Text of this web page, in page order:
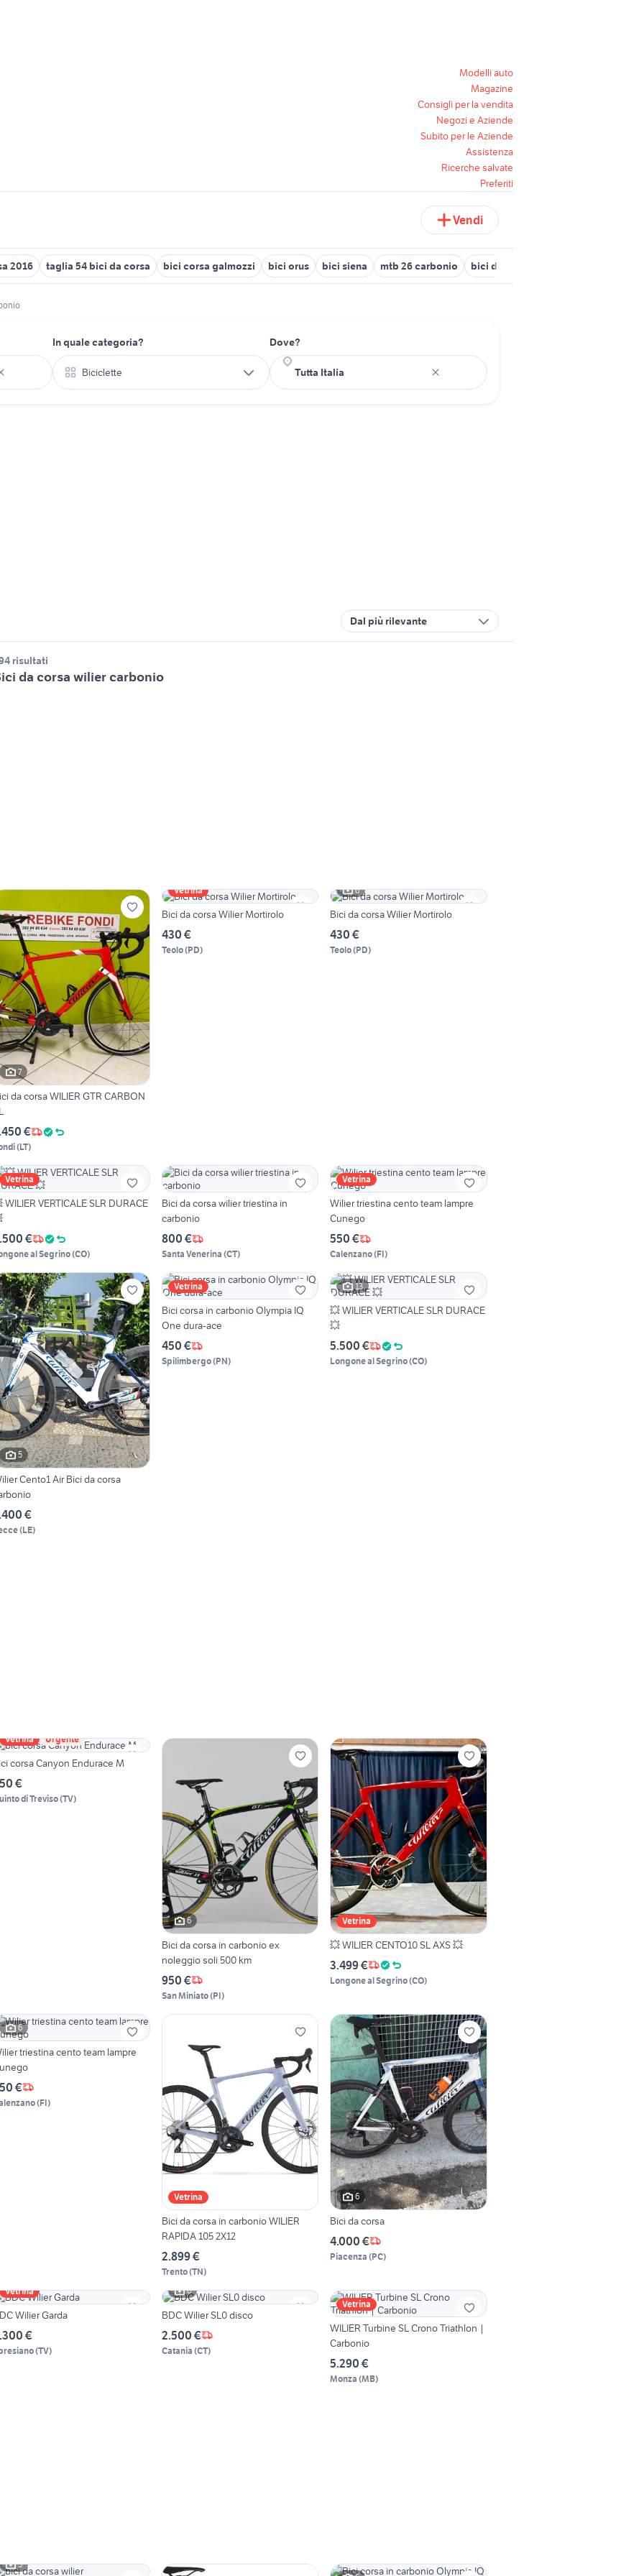
Modelli auto
Magazine
Consigli per la vendita
Negozi e Aziende
Subito per le Aziende
Assistenza
Ricerche salvate
Preferiti
Vendi
2016 taglia 54 bici da corsa bici corsa galmozzi bici orus bici siena mtb 26 carbonio bici da corsa bambino misura 24
In quale categoria?
Biciclette
Dove?
Dal più rilevante
risultati
da corsa wilier carbonio
7
da corsa WILIER GTR CARBON
€
(LT)
Vetrina
Bici da corsa Wilier Mortirolo
430 €
Teolo(PD)
6
Bici da corsa Wilier Mortirolo
430 €
Teolo(PD)
Vetrina
WILIER VERTICALE SLR DURACE
€
al Segrino(CO)
Bici da corsa wilier triestina in
carbonio
800 €
Santa Venerina (CT)
Vetrina
Wilier triestina cento team lampre
Cunego
550 €
Calenzano(FI)
5
Cento1 Air Bici da corsa
€
(LE)
Vetrina
Bici corsa in carbonio Olympia IQ
One dura-ace
450 €
Spilimbergo(PN)
13
💥 WILIER VERTICALE SLR DURACE
💥
5.500 €
Longone al Segrino(CO)
Vetrina Urgente
corsa Canyon Endurace M
€
di Treviso(TV)
6
Bici da corsa in carbonio ex
noleggio soli 500 km
950 €
San Miniato(PI)
Vetrina
💥 WILIER CENTO10 SL AXS 💥
3.499 €
Longone al Segrino(CO)
6
triestina cento team lampre
€
(FI)
Vetrina
Bici da corsa in carbonio WILIER
RAPIDA 105 2X12
2.899 €
Trento(TN)
6
Bici da corsa
4.000 €
Piacenza (PC)
Vetrina
Wilier Garda
€
(TV)
6
BDC Wilier SL0 disco
2.500 €
Catania (CT)
Vetrina
WILIER Turbine SL Crono Triathlon |
Carbonio
5.290 €
Monza (MB)
5